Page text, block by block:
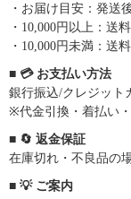
・お届け目安：発送
・10,000円以上：送
・10,000円未満：送
■ 💳 お支払い方法
銀行振込/クレジット
※代金引換・着払い
■ 🔄 返金保証
在庫切れ・不良品の
■ 💡 ご案内